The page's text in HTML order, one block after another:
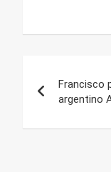
de
Francisco
argentino